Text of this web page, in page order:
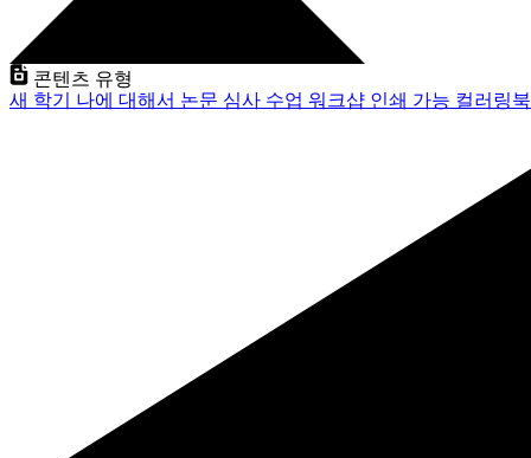
콘텐츠 유형
새 학기 나에 대해서 논문 심사 수업 워크샵 인쇄 가능 컬러링북